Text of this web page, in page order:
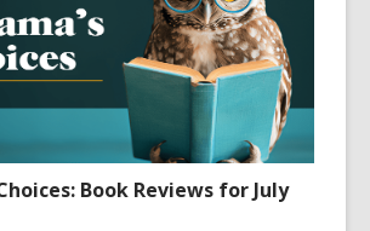
Book Reviews for July